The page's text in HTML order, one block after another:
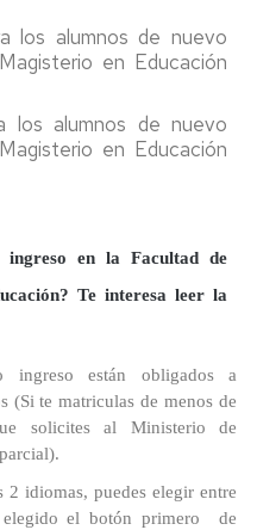
los alumnos de nuevo
en Educación
los alumnos de nuevo
en Educación
ingreso en la Facultad de
Te interesa leer la
ingreso están obligados a
(Si te matriculas de menos de
solicites al Ministerio de
2 idiomas, puedes elegir entre
el botón primero de